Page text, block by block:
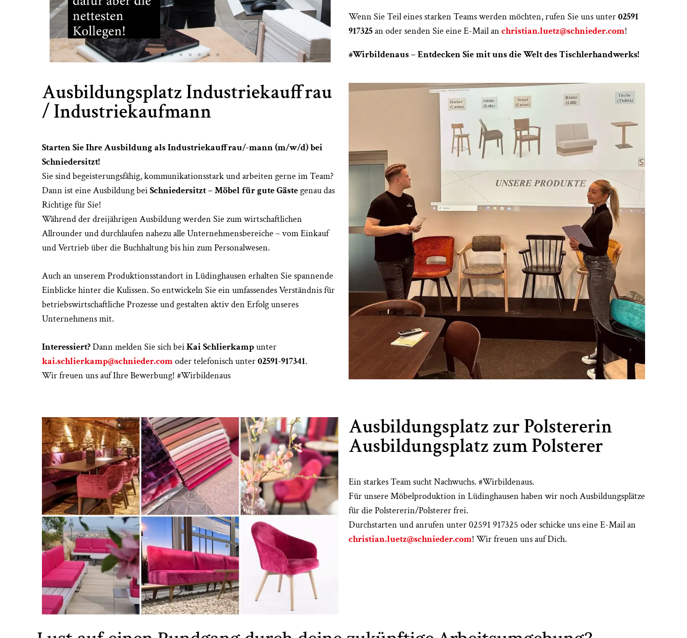
Wenn Sie Teil eines starken Teams werden möchten, rufen Sie uns unter02591
917325an oder senden Sie eine E-Mail an christian.luetz@schnieder.com!
#Wirbildenaus – Entdecken Sie mit uns die Welt des Tischlerhandwerks!
Ausbildungsplatz Industriekauffrau
/ Industriekaufmann ​
Starten Sie Ihre Ausbildung als Industriekauffrau/-mann (m/w/d) bei
Schniedersitzt!
Sie sind begeisterungsfähig, kommunikationsstark und arbeiten gerne im Team?
Dann ist eine Ausbildung beiSchniedersitzt – Möbel für gute Gästegenau das
Richtige für Sie!
Während der dreijährigen Ausbildung werden Sie zum wirtschaftlichen
Allrounder und durchlaufen nahezu alle Unternehmensbereiche – vom Einkauf
und Vertrieb über die Buchhaltung bis hin zum Personalwesen.
Auch an unserem Produktionsstandort in Lüdinghausen erhalten Sie spannende
Einblicke hinter die Kulissen. So entwickeln Sie ein umfassendes Verständnis für
betriebswirtschaftliche Prozesse und gestalten aktiv den Erfolg unseres
Unternehmens mit.
Interessiert?Dann melden Sie sich beiKai Schlierkampunter
kai.schlierkamp@schnieder.comoder telefonisch unter02591-917341.
Wir freuen uns auf Ihre Bewerbung! #Wirbildenaus
Ausbildungsplatz zur Polstererin
Ausbildungsplatz zum Polsterer
Ein starkes Team sucht Nachwuchs. #Wirbildenaus.
Für unsere Möbelproduktion in Lüdinghausen haben wir noch Ausbildungsplätze
für die Polstererin/Polsterer frei.
Durchstarten und anrufen unter 02591 917325 oder schicke uns eine E-Mail an
christian.luetz@schnieder.com! Wir freuen uns auf Dich.